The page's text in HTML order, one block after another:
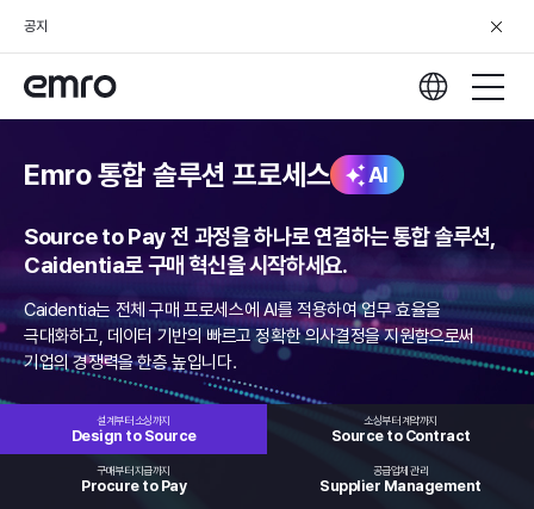
공지
Emro 통합 솔루션 프로세스 AI
Source to Pay 전 과정을 하나로 연결하는 통합 솔루션,
Caidentia로 구매 혁신을 시작하세요.
Caidentia는 전체 구매 프로세스에 AI를 적용하여 업무 효율을
극대화하고, 데이터 기반의 빠르고 정확한 의사결정을 지원함으로써
기업의 경쟁력을 한층 높입니다.
설계부터 소싱까지
Design to Source
소싱부터 계약까지
Source to Contract
구매부터 지급까지
Procure to Pay
공급업체 관리
Supplier Management